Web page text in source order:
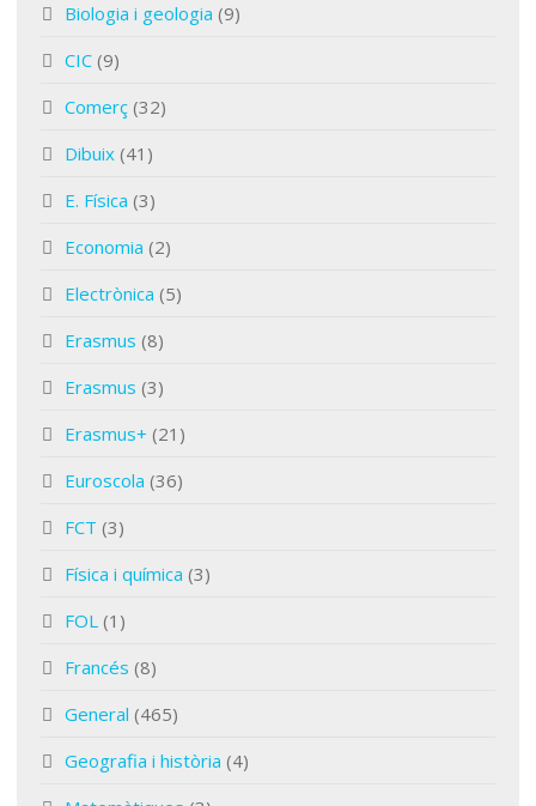
Biologia i geologia (9)
CIC (9)
Comerç (32)
Dibuix (41)
E. Física (3)
Economia (2)
Electrònica (5)
Erasmus (8)
Erasmus (3)
Erasmus+ (21)
Euroscola (36)
FCT (3)
Física i química (3)
FOL (1)
Francés (8)
General (465)
Geografia i història (4)